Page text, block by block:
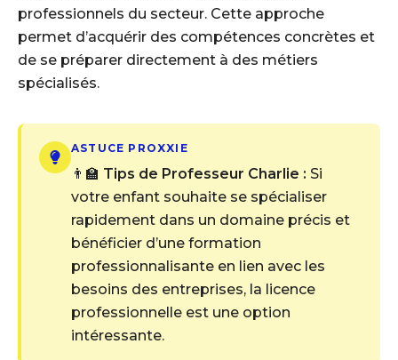
professionnels du secteur. Cette approche
permet d’acquérir des compétences concrètes et
de se préparer directement à des métiers
spécialisés.
ASTUCE PROXXIE
👨‍🏫 Tips de Professeur Charlie : Si
votre enfant souhaite se spécialiser
rapidement dans un domaine précis et
bénéficier d’une formation
professionnalisante en lien avec les
besoins des entreprises, la licence
professionnelle est une option
intéressante.